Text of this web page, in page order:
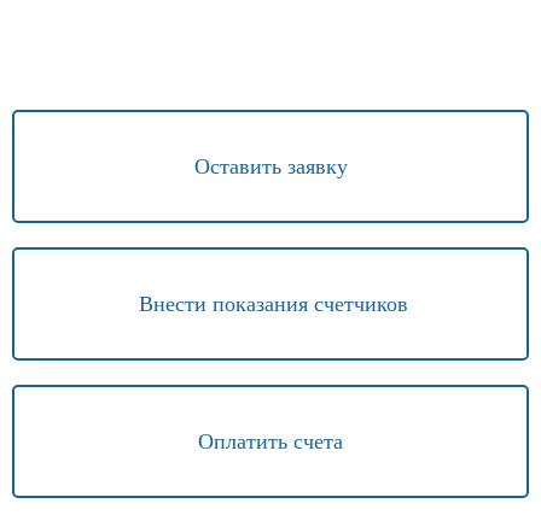
Оставить заявку
Внести показания счетчиков
Оплатить счета